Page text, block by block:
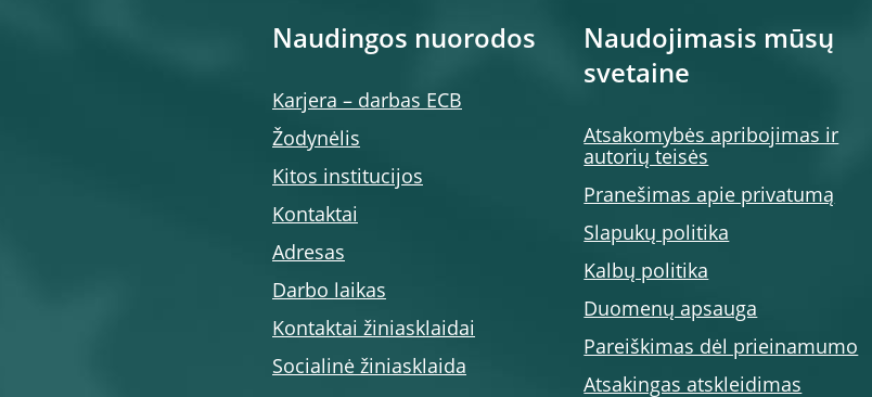
Naudingos nuorodos
Karjera – darbas ECB
Žodynėlis
Kitos institucijos
Kontaktai
Adresas
Darbo laikas
Kontaktai žiniasklaidai
Socialinė žiniasklaida
Naudojimasis mūsų
svetaine
Atsakomybės apribojimas ir
autorių teisės
Pranešimas apie privatumą
Slapukų politika
Kalbų politika
Duomenų apsauga
Pareiškimas dėl prieinamumo
Atsakingas atskleidimas